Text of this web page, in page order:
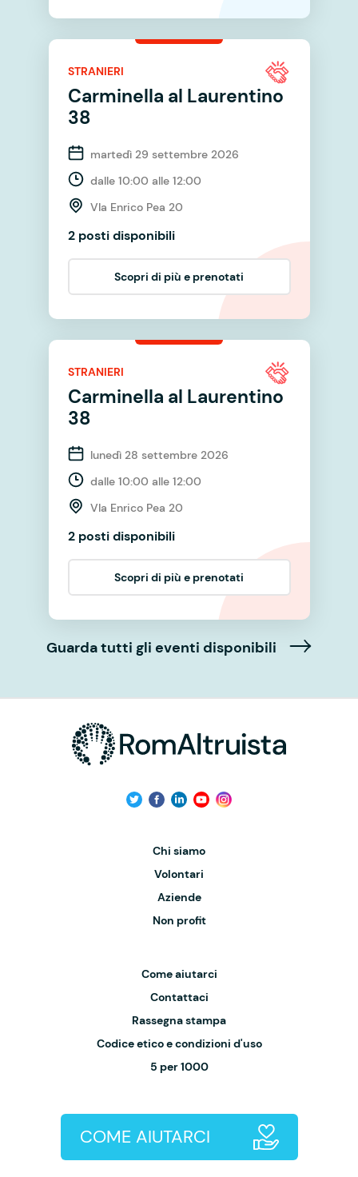
STRANIERI
Carminella al Laurentino
38
martedì 29 settembre 2026
dalle 10:00 alle 12:00
VIa Enrico Pea 20
2 posti disponibili
Scopri di più e prenotati
STRANIERI
Carminella al Laurentino
38
lunedì 28 settembre 2026
dalle 10:00 alle 12:00
VIa Enrico Pea 20
2 posti disponibili
Scopri di più e prenotati
Guarda tutti gli eventi disponibili
Chi siamo
Volontari
Aziende
Non profit
Come aiutarci
Contattaci
Rassegna stampa
Codice etico e condizioni d'uso
5 per 1000
COME AIUTARCI